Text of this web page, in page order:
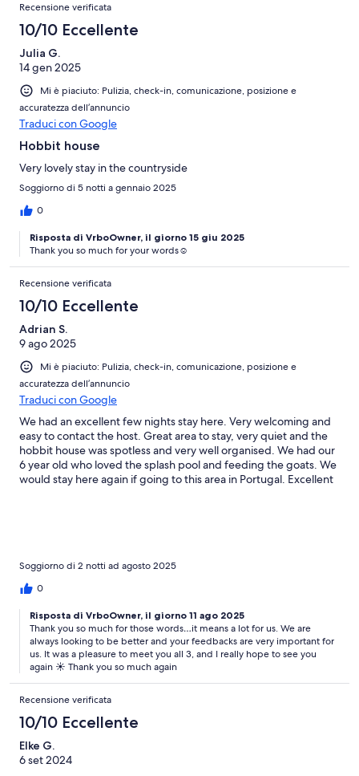
Recensione verificata
10/10 Eccellente
Julia G.
14 gen 2025
Mi è piaciuto: Pulizia, check-in, comunicazione, posizione e
accuratezza dell’annuncio
Traduci con Google
Hobbit house
Very lovely stay in the countryside
Soggiorno di 5 notti a gennaio 2025
0
Risposta di VrboOwner, il giorno 15 giu 2025
Thank you so much for your words☺️
Recensione verificata
10/10 Eccellente
Adrian S.
9 ago 2025
Mi è piaciuto: Pulizia, check-in, comunicazione, posizione e
accuratezza dell’annuncio
Traduci con Google
We had an excellent few nights stay here. Very welcoming and
easy to contact the host. Great area to stay, very quiet and the
hobbit house was spotless and very well organised. We had our
6 year old who loved the splash pool and feeding the goats. We
would stay here again if going to this area in Portugal. Excellent
Soggiorno di 2 notti ad agosto 2025
0
Risposta di VrboOwner, il giorno 11 ago 2025
Thank you so much for those words…it means a lot for us. We are
always looking to be better and your feedbacks are very important for
us. It was a pleasure to meet you all 3, and I really hope to see you
again ☀️ Thank you so much again
Recensione verificata
10/10 Eccellente
Elke G.
6 set 2024